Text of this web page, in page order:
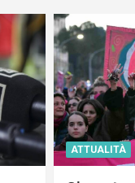
ATTUALITÀ